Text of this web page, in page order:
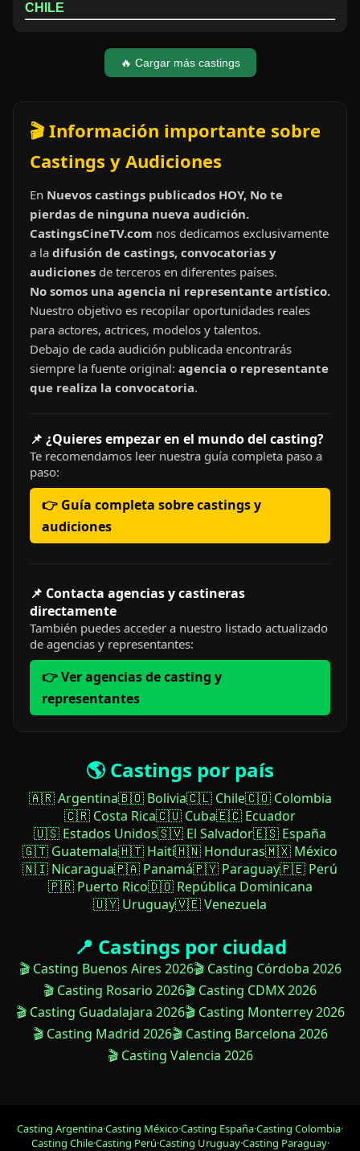
CHILE
🔥 Cargar más castings
🎬 Información importante sobre
Castings y Audiciones
En Nuevos castings publicados HOY, No te
pierdas de ninguna nueva audición.
CastingsCineTV.com nos dedicamos exclusivamente
a la difusión de castings, convocatorias y
audiciones de terceros en diferentes países.
No somos una agencia ni representante artístico.
Nuestro objetivo es recopilar oportunidades reales
para actores, actrices, modelos y talentos.
Debajo de cada audición publicada encontrarás
siempre la fuente original: agencia o representante
que realiza la convocatoria.
📌 ¿Quieres empezar en el mundo del casting?
Te recomendamos leer nuestra guía completa paso a
paso:
👉 Guía completa sobre castings y
audiciones
📌 Contacta agencias y castineras
directamente
También puedes acceder a nuestro listado actualizado
de agencias y representantes:
👉 Ver agencias de casting y
representantes
🌎 Castings por país
🇦🇷 Argentina🇧🇴 Bolivia🇨🇱 Chile🇨🇴 Colombia
🇨🇷 Costa Rica🇨🇺 Cuba🇪🇨 Ecuador
🇺🇸 Estados Unidos🇸🇻 El Salvador🇪🇸 España
🇬🇹 Guatemala🇭🇹 Haití🇭🇳 Honduras🇲🇽 México
🇳🇮 Nicaragua🇵🇦 Panamá🇵🇾 Paraguay🇵🇪 Perú
🇵🇷 Puerto Rico🇩🇴 República Dominicana
🇺🇾 Uruguay🇻🇪 Venezuela
📍 Castings por ciudad
🎬 Casting Buenos Aires 2026🎬 Casting Córdoba 2026
🎬 Casting Rosario 2026🎬 Casting CDMX 2026
🎬 Casting Guadalajara 2026🎬 Casting Monterrey 2026
🎬 Casting Madrid 2026🎬 Casting Barcelona 2026
🎬 Casting Valencia 2026
Casting Argentina·Casting México·Casting España·Casting Colombia·
Casting Chile·Casting Perú·Casting Uruguay·Casting Paraguay·